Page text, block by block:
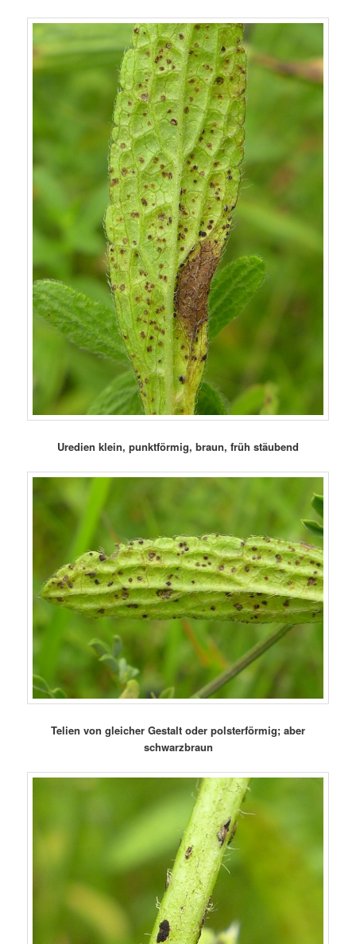
Uredien klein, punktförmig, braun, früh stäubend
Telien von gleicher Gestalt oder polsterförmig; aber
schwarzbraun